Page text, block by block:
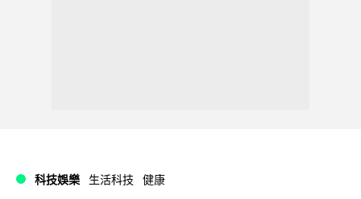
科技娛樂 生活科技 健康